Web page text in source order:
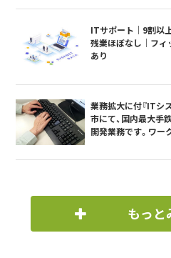
ITサポート｜9割以
残業ほぼなし｜フィ
あり
業務拡大に付『ITシ
市にて、国内最大手
開発業務です。ワー
もっと